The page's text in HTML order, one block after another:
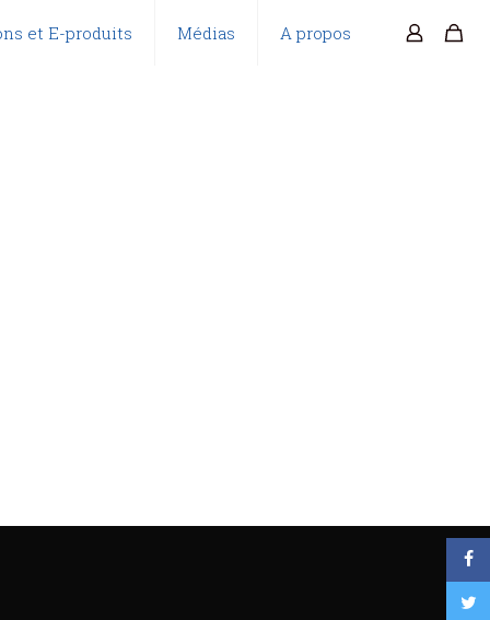
et E-produits Médias A propos